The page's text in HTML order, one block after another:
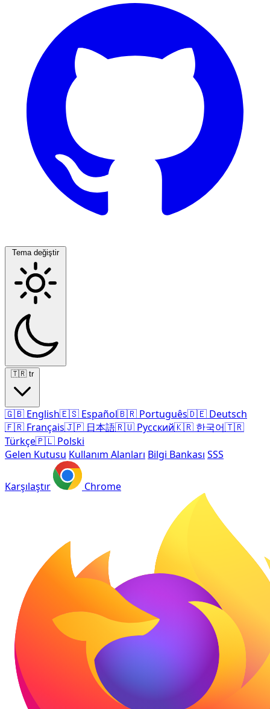
Tema değiştir
🇹🇷 tr
🇬🇧 English🇪🇸 Español🇧🇷 Português🇩🇪 Deutsch
🇫🇷 Français🇯🇵 日本語🇷🇺 Русский🇰🇷 한국어🇹🇷
Türkçe🇵🇱 Polski
Gelen Kutusu Kullanım Alanları Bilgi Bankası SSS
Karşılaştır Chrome